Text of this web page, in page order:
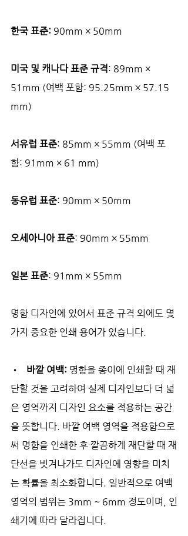
한국 표준: 90mm × 50mm
미국 및 캐나다 표준 규격: 89mm ×
51mm (여백 포함: 95.25mm × 57.15
mm)
서유럽 표준: 85mm × 55mm (여백 포
함: 91mm × 61 mm)
동유럽 표준: 90mm × 50mm
오세아니아 표준: 90mm × 55mm
일본 표준: 91mm × 55mm
명함 디자인에 있어서 표준 규격 외에도 몇
가지 중요한 인쇄 용어가 있습니다.
• 바깥 여백: 명함을 종이에 인쇄할 때 재
단할 것을 고려하여 실제 디자인보다 더 넓
은 영역까지 디자인 요소를 적용하는 공간
을 뜻합니다. 바깥 여백 영역을 적용함으로
써 명함을 인쇄한 후 깔끔하게 재단할 때 재
단선을 빗겨나가도 디자인에 영향을 미치
는 확률을 최소화합니다. 일반적으로 여백
영역의 범위는 3mm ~ 6mm 정도이며, 인
쇄기에 따라 달라집니다.